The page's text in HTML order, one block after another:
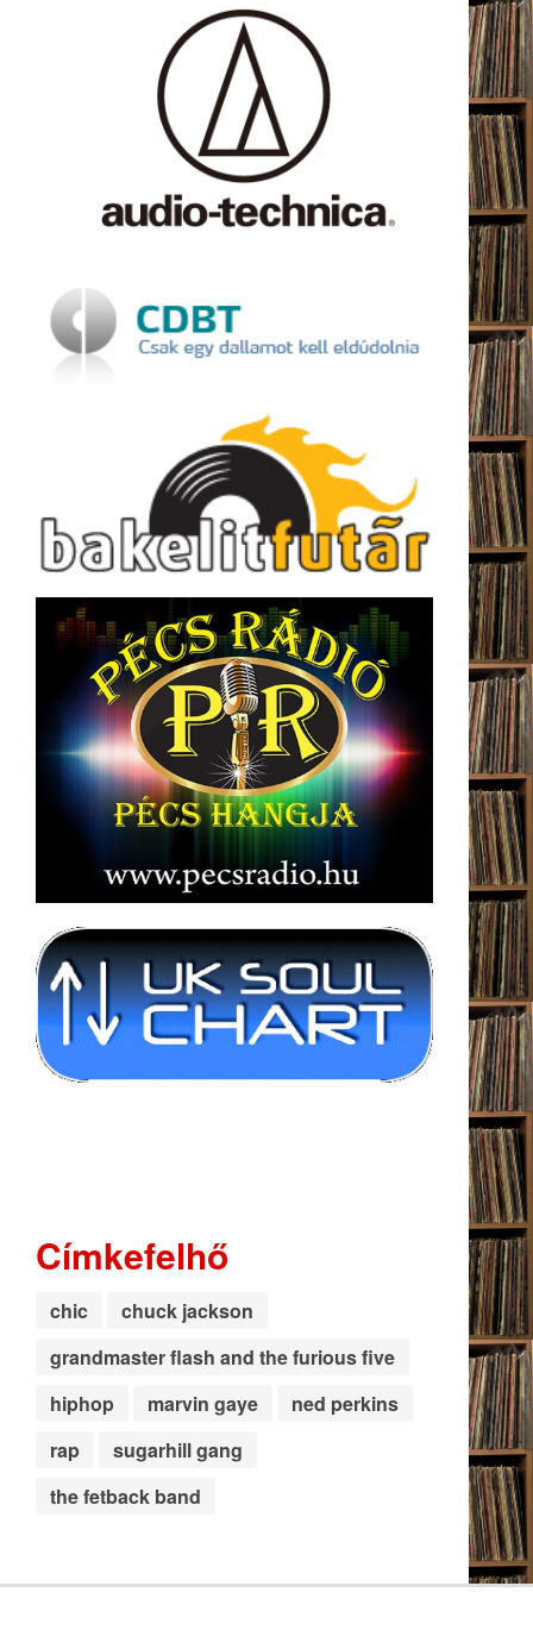
Címkefelhő
chic
chuck jackson
grandmaster flash and the furious five
hiphop
marvin gaye
ned perkins
rap
sugarhill gang
the fetback band